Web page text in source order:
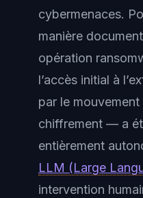
cybermenaces.
manière
opération
l’accès initial à
par le
chiffrement — a
entièrement
LLM (Large
intervention